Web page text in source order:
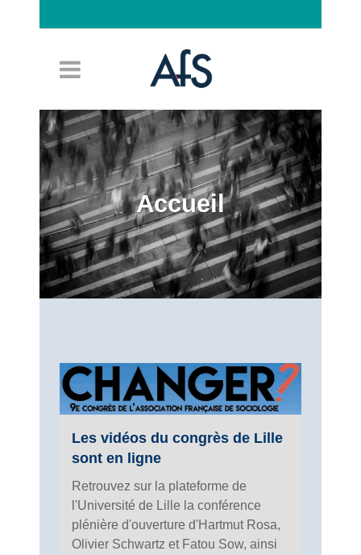
Accueil
Les vidéos du congrès de Lille
sont en ligne
Retrouvez sur la plateforme de
l'Université de Lille la conférence
plénière d'ouverture d'Hartmut Rosa,
Olivier Schwartz et Fatou Sow, ainsi